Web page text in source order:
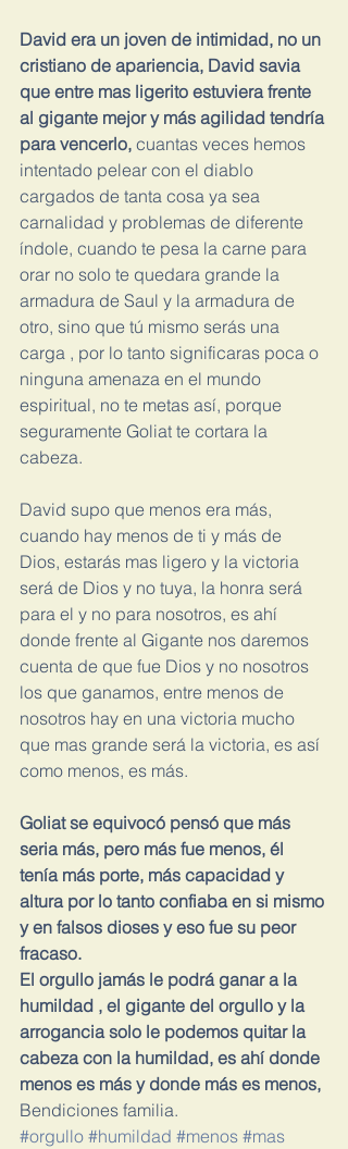
David era un joven de intimidad, no un
cristiano de apariencia, David savia
que entre mas ligerito estuviera frente
al gigante mejor y más agilidad tendría
para vencerlo, cuantas veces hemos
intentado pelear con el diablo
cargados de tanta cosa ya sea
carnalidad y problemas de diferente
índole, cuando te pesa la carne para
orar no solo te quedara grande la
armadura de Saul y la armadura de
otro, sino que tú mismo serás una
carga , por lo tanto significaras poca o
ninguna amenaza en el mundo
espiritual, no te metas así, porque
seguramente Goliat te cortara la
cabeza.
David supo que menos era más,
cuando hay menos de ti y más de
Dios, estarás mas ligero y la victoria
será de Dios y no tuya, la honra será
para el y no para nosotros, es ahí
donde frente al Gigante nos daremos
cuenta de que fue Dios y no nosotros
los que ganamos, entre menos de
nosotros hay en una victoria mucho
que mas grande será la victoria, es así
como menos, es más.
Goliat se equivocó pensó que más
seria más, pero más fue menos, él
tenía más porte, más capacidad y
altura por lo tanto confiaba en si mismo
y en falsos dioses y eso fue su peor
fracaso.
El orgullo jamás le podrá ganar a la
humildad , el gigante del orgullo y la
arrogancia solo le podemos quitar la
cabeza con la humildad, es ahí donde
menos es más y donde más es menos,
Bendiciones familia.
#orgullo #humildad #menos #mas